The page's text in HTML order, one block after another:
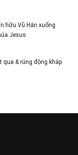
hữu Vũ Hán xuống
Jesus
& rúng động khắp